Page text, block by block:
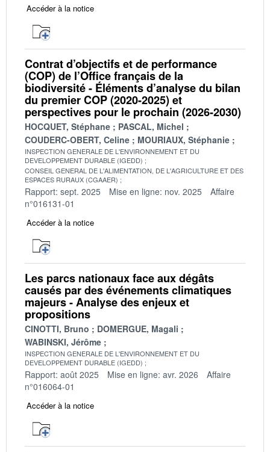
Accéder à la notice
Contrat d’objectifs et de performance
(COP) de l’Office français de la
biodiversité - Éléments d’analyse du bilan
du premier COP (2020-2025) et
perspectives pour le prochain (2026-2030)
HOCQUET, Stéphane
PASCAL, Michel
COUDERC-OBERT, Celine
MOURIAUX, Stéphanie
INSPECTION GENERALE DE L'ENVIRONNEMENT ET DU
DEVELOPPEMENT DURABLE (IGEDD)
CONSEIL GENERAL DE L'ALIMENTATION, DE L'AGRICULTURE ET DES
ESPACES RURAUX (CGAAER)
Rapport: sept. 2025 Mise en ligne: nov. 2025
Affaire
n°016131-01
Accéder à la notice
Les parcs nationaux face aux dégâts
causés par des événements climatiques
majeurs - Analyse des enjeux et
propositions
CINOTTI, Bruno
DOMERGUE, Magali
WABINSKI, Jérôme
INSPECTION GENERALE DE L'ENVIRONNEMENT ET DU
DEVELOPPEMENT DURABLE (IGEDD)
Rapport: août 2025 Mise en ligne: avr. 2026
Affaire
n°016064-01
Accéder à la notice